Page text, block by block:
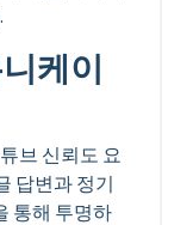
케이
브 신뢰도 요
답변과 정기
통해 투명하